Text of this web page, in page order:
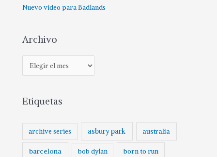
Nuevo vídeo para Badlands
Archivo
r
h
o
Etiquetas
archive series asbury park australia
barcelona bob dylan born to run